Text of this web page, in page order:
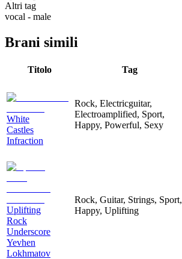
Altri tag
vocal - male
Brani simili
Titolo Tag
White
Castles
Infraction
Rock, Electricguitar,
Electroamplified, Sport,
Happy, Powerful, Sexy
Uplifting
Rock
Underscore
Yevhen
Lokhmatov
Rock, Guitar, Strings, Sport,
Happy, Uplifting